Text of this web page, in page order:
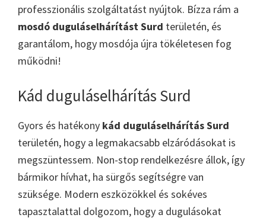
professzionális szolgáltatást nyújtok. Bízza rám a
mosdó duguláselhárítást Surd területén, és
garantálom, hogy mosdója újra tökéletesen fog
működni!
Kád duguláselhárítás Surd
Gyors és hatékony kád duguláselhárítás Surd
területén, hogy a legmakacsabb elzáródásokat is
megszüntessem. Non-stop rendelkezésre állok, így
bármikor hívhat, ha sürgős segítségre van
szüksége. Modern eszközökkel és sokéves
tapasztalattal dolgozom, hogy a dugulásokat